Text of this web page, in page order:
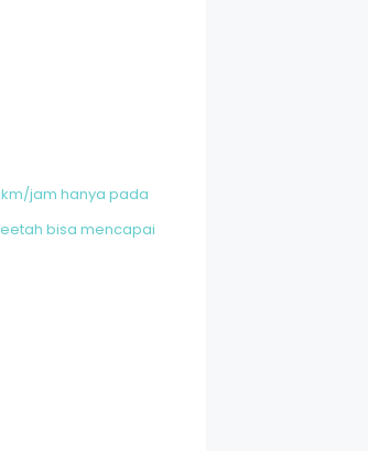
jam hanya pada
bisa mencapai